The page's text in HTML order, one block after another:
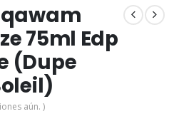
75ml Edp
(Dupe
aún. )